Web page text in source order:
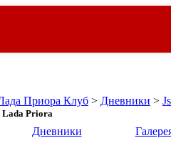
Приора Клуб > Дневники >
Priora
Дневники